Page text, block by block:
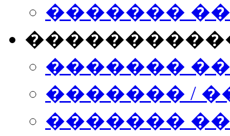
�������
�������
������� /
�������